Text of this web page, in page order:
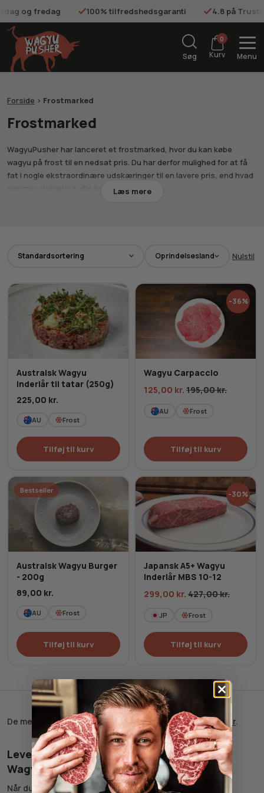
og fredag 100% tilfredshedsgaranti 4.8 på
Søg
0
Kurv Menu
Forside > Frostmarked
Frostmarked
WagyuPusher har lanceret et frostmarked, hvor du kan købe
wagyu på frost til en nedsat pris. Du har derfor mulighed for at få
fat i nogle ekstraordinære udskæringer til en lavere pris, end hvad
samme udskæring ville koste fersk.
Kødet sendes til optøning ved levering, men udleveres frossent
Læs mere
Oprindelsesland Nulstil
Australsk Wagyu
Inderlår til tatar (250g)
225,00 kr.
AU Frost
Tilføj til kurv
-36%
Wagyu Carpaccio
125,00 kr. 195,00kr.
AU Frost
Tilføj til kurv
Bestseller
Australsk Wagyu Burger
- 200g
89,00 kr.
AU Frost
Tilføj til kurv
-30%
Japansk A5+ Wagyu
Inderlår MBS 10-12
299,00 kr. 427,00kr.
JP Frost
Tilføj til kurv
De mest stillede spørgsmål og svar har vi samlet ligeher.
Levering af frosne bøffer og andet kød fra
WagyuPusher
Når du bestiller varer fra vores frostmarked, pakker vi